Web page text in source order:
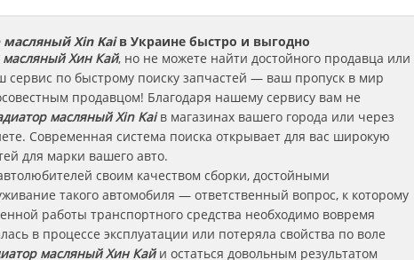
Xin Kaiв Украине быстро и выгодно
масляныйХин Кай, но не можете найти достойного продавца или
сервис по быстрому поиску запчастей — ваш пропуск в мир
продавцом! Благодаря нашему сервису вам не
масляныйXin Kaiв магазинах вашего города или через
Современная система поиска открывает для вас широкую
для марки вашего авто.
своим качеством сборки, достойными
такого автомобиля — ответственный вопрос, к которому
работы транспортного средства необходимо вовремя
в процессе эксплуатации или потеряла свойства по воле
масляныйХин Кайи остаться довольным результатом